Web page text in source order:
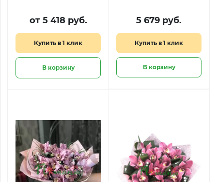
от 5 418 руб.
Купить в 1 клик
В корзину
5 679 руб.
Купить в 1 клик
В корзину